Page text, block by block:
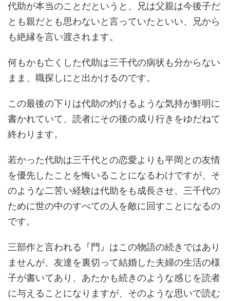
代助が本当のことだというと、兄は父親は今後子だ
とも親だとも思わないと言っていたといい、兄から
も絶縁を言い渡されます。
何もかも亡くした代助は三千代の病状も分からない
まま、職探しにと出かけるのです。
この最後の下りは代助の灼けるような気持が鮮明に
書かれていて、読者にその後の成り行きをゆだねて
終わります。
若かった代助は三千代との恋愛よりも平岡との友情
を優先したことを悔いることになるわけですが、そ
のような二苦い経験は代助をも成長させ、三千代の
ために世の中のすべての人を敵に回すことになるの
です。
三部作と言われる『門』はこの物語の続きではあり
ませんが、友達を裏切って結婚した夫婦の生活の様
子が書いてあり、あたかも続きのような感じを読者
に与えることになりますが、そのような思いで読む